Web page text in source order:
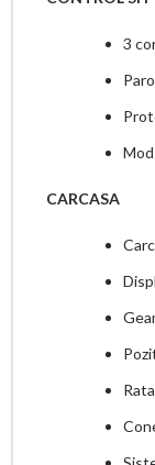
3
CARCASA